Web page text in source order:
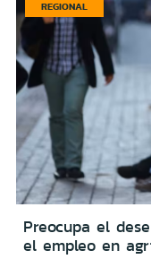
REGIONAL
Preocupa el
el empleo en